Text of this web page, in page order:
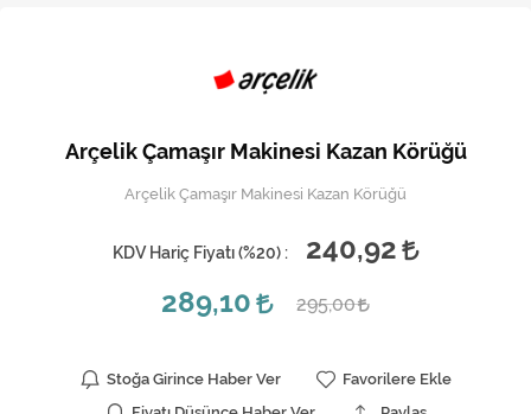
Musluk
Arçelik Çamaşır Makinesi Kazan Körüğü
Arçelik Çamaşır Makinesi Kazan Körüğü
KDV Hariç Fiyatı (%20) :
240,92
289,10
295,00
Stoğa Girince Haber Ver
Favorilere Ekle